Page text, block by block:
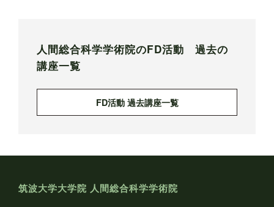
人間総合科学学術院のFD活動 過去の
講座一覧
FD活動 過去講座一覧
筑波大学大学院 人間総合科学学術院